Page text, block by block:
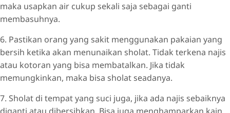
maka usapkan air cukup sekali saja sebagai ganti
membasuhnya.
6. Pastikan orang yang sakit menggunakan pakaian yang
bersih ketika akan menunaikan sholat. Tidak terkena najis
atau kotoran yang bisa membatalkan. Jika tidak
memungkinkan, maka bisa sholat seadanya.
7. Sholat di tempat yang suci juga, jika ada najis sebaiknya